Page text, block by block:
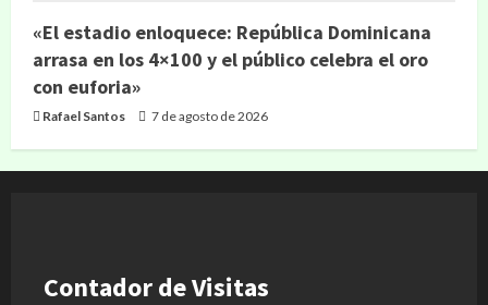
«El estadio enloquece: República Dominicana
arrasa en los 4×100 y el público celebra el oro
con euforia»
Rafael Santos 7 de agosto de 2026
Contador de Visitas